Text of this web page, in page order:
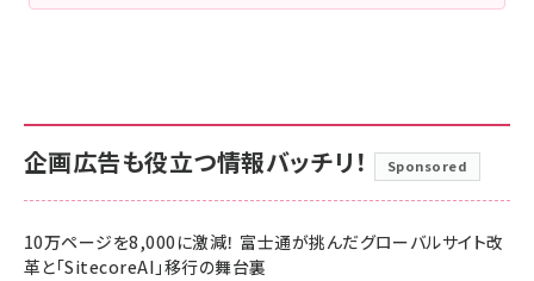
企画広告も役立つ情報バッチリ！ Sponsored
10万ページを8,000に激減！ 富士通が挑んだグローバルサイト改
革と「SitecoreAI」移行の舞台裏